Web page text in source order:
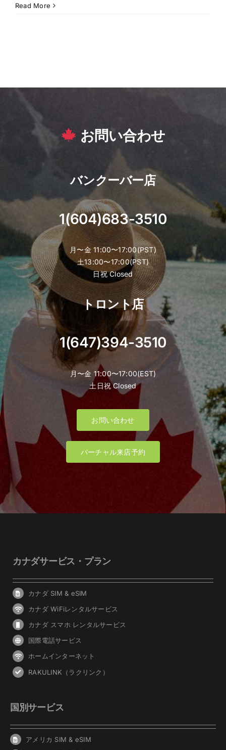
Read More
お問い合わせ
バンクーバー店
1(604)683-3510
月〜金 11:00〜17:00(PST)
土13:00〜17:00(PST)
日祝 Closed
トロント店
1(647)394-3510
月〜金 11:00〜17:00(EST)
土日祝 Closed
お問い合わせ
バーチャル来店予約
カナダサービス・プラン
カナダ SIM & eSIM
カナダ WiFiレンタルサービス
カナダ スマホ レンタルサービス
国際電話サービス
ホームインターネット
RAKULINK（ラクリンク）
国別サービス
アメリカ SIM & eSIM